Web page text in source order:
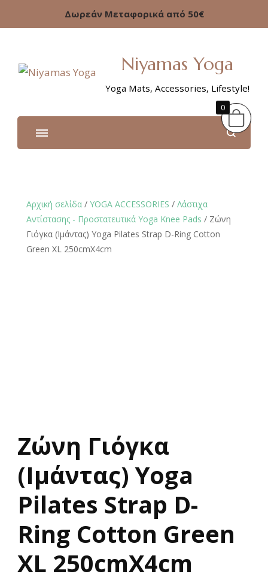
Δωρεάν Μεταφορικά από 50€
Niyamas Yoga
Yoga Mats, Accessories, Lifestyle!
Αρχική σελίδα / YOGA ACCESSORIES / Λάστιχα
Αντίστασης - Προστατευτικά Yoga Knee Pads / Zώνη
Γιόγκα (Ιμάντας) Yoga Pilates Strap D-Ring Cotton
Green XL 250cmX4cm
Zώνη Γιόγκα
(Ιμάντας) Yoga
Pilates Strap D-
Ring Cotton Green
XL 250cmX4cm
0